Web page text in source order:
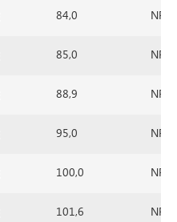
84,0 NR/
85,0 NR/
88,9 NR/
95,0 NR/
100,0 NR/
101,6 NR/